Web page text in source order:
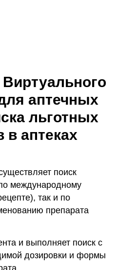
аптечных
льготных
в аптеках
поиск
международному
так и по
препарата
и выполняет поиск с
дозировки и формы